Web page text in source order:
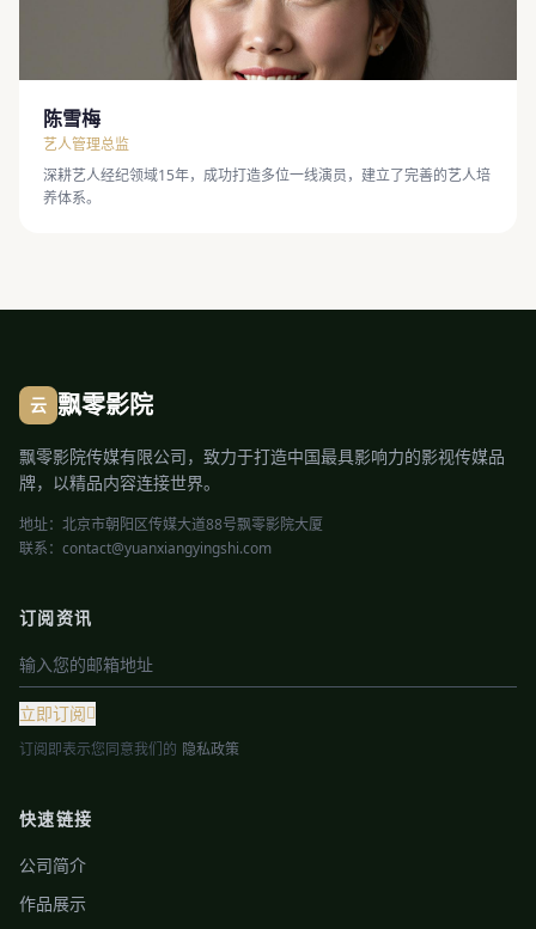
陈雪梅
艺人管理总监
深耕艺人经纪领域15年，成功打造多位一线演员，建立了完善的艺人培
养体系。
云 飘零影院
飘零影院传媒有限公司，致力于打造中国最具影响力的影视传媒品
牌，以精品内容连接世界。
地址：北京市朝阳区传媒大道88号飘零影院大厦
联系：contact@yuanxiangyingshi.com
订阅资讯
立即订阅
订阅即表示您同意我们的 隐私政策
快速链接
公司简介
作品展示